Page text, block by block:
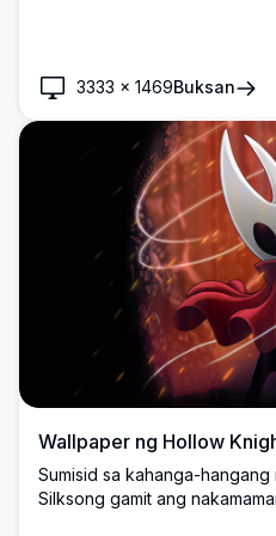
manlalaro.
3333 × 1469Buksan
Wallpaper ng Hollow
Sumisid sa kahanga-
Silksong gamit ang